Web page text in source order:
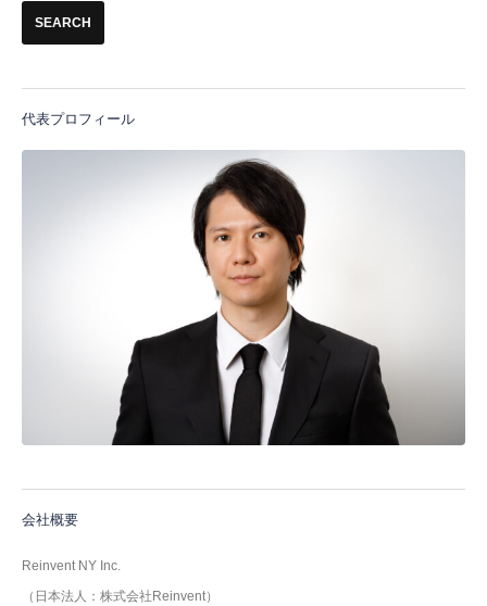
代表プロフィール
会社概要
Reinvent NY Inc.
（日本法人：株式会社Reinvent）